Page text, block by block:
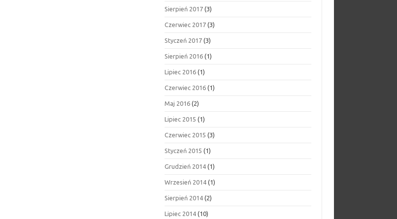
Sierpień 2017 (3)
Czerwiec 2017 (3)
Styczeń 2017 (3)
Sierpień 2016 (1)
Lipiec 2016 (1)
Czerwiec 2016 (1)
Maj 2016 (2)
Lipiec 2015 (1)
Czerwiec 2015 (3)
Styczeń 2015 (1)
Grudzień 2014 (1)
Wrzesień 2014 (1)
Sierpień 2014 (2)
Lipiec 2014 (10)